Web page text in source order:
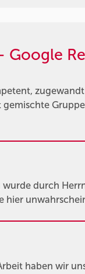
Google
durch
haben wir